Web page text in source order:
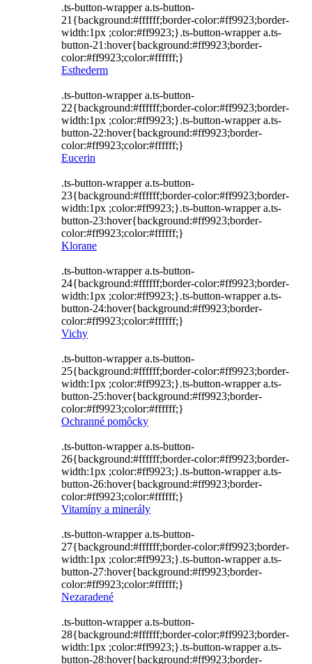
.ts-button-wrapper a.ts-button-
21{background:#ffffff;border-color:#ff9923;border-
width:1px ;color:#ff9923;}.ts-button-wrapper a.ts-
button-21:hover{background:#ff9923;border-
color:#ff9923;color:#ffffff;}
Esthederm
.ts-button-wrapper a.ts-button-
22{background:#ffffff;border-color:#ff9923;border-
width:1px ;color:#ff9923;}.ts-button-wrapper a.ts-
button-22:hover{background:#ff9923;border-
color:#ff9923;color:#ffffff;}
Eucerin
.ts-button-wrapper a.ts-button-
23{background:#ffffff;border-color:#ff9923;border-
width:1px ;color:#ff9923;}.ts-button-wrapper a.ts-
button-23:hover{background:#ff9923;border-
color:#ff9923;color:#ffffff;}
Klorane
.ts-button-wrapper a.ts-button-
24{background:#ffffff;border-color:#ff9923;border-
width:1px ;color:#ff9923;}.ts-button-wrapper a.ts-
button-24:hover{background:#ff9923;border-
color:#ff9923;color:#ffffff;}
Vichy
.ts-button-wrapper a.ts-button-
25{background:#ffffff;border-color:#ff9923;border-
width:1px ;color:#ff9923;}.ts-button-wrapper a.ts-
button-25:hover{background:#ff9923;border-
color:#ff9923;color:#ffffff;}
Ochranné pomôcky
.ts-button-wrapper a.ts-button-
26{background:#ffffff;border-color:#ff9923;border-
width:1px ;color:#ff9923;}.ts-button-wrapper a.ts-
button-26:hover{background:#ff9923;border-
color:#ff9923;color:#ffffff;}
Vitamíny a minerály
.ts-button-wrapper a.ts-button-
27{background:#ffffff;border-color:#ff9923;border-
width:1px ;color:#ff9923;}.ts-button-wrapper a.ts-
button-27:hover{background:#ff9923;border-
color:#ff9923;color:#ffffff;}
Nezaradené
.ts-button-wrapper a.ts-button-
28{background:#ffffff;border-color:#ff9923;border-
width:1px ;color:#ff9923;}.ts-button-wrapper a.ts-
button-28:hover{background:#ff9923;border-